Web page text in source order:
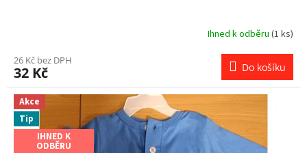
Ihned k odběru (1 ks)
26 Kč bez DPH
32 Kč Do košíku
Akce
Tip
IHNED K
ODBĚRU